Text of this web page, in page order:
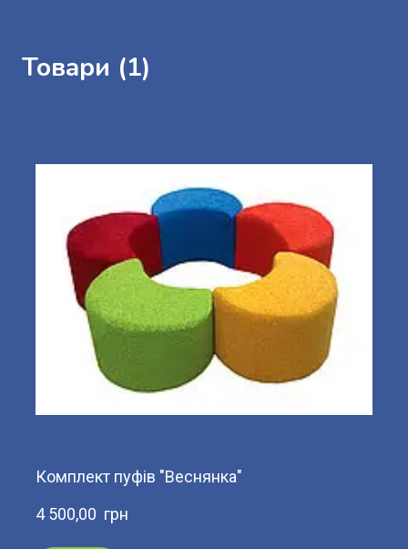
Товари (1)
Комплект пуфів "Веснянка"
4 500,00  грн